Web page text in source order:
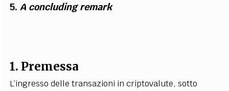
5.A concluding remark
1. Premessa
L’ingresso delle transazioni in criptovalute, sotto